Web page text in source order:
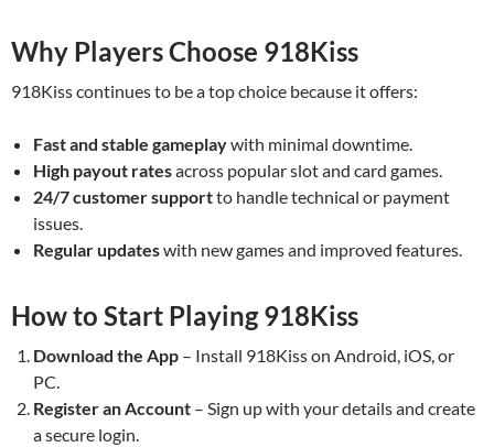
Why Players Choose 918Kiss
918Kiss continues to be a top choice because it offers:
Fast and stable gameplaywith minimal downtime.
High payout ratesacross popular slot and card games.
24/7 customer supportto handle technical or payment
issues.
Regular updateswith new games and improved features.
How to Start Playing 918Kiss
Download the App – Install 918Kiss on Android, iOS, or
PC.
Register an Account – Sign up with your details and create
a secure login.